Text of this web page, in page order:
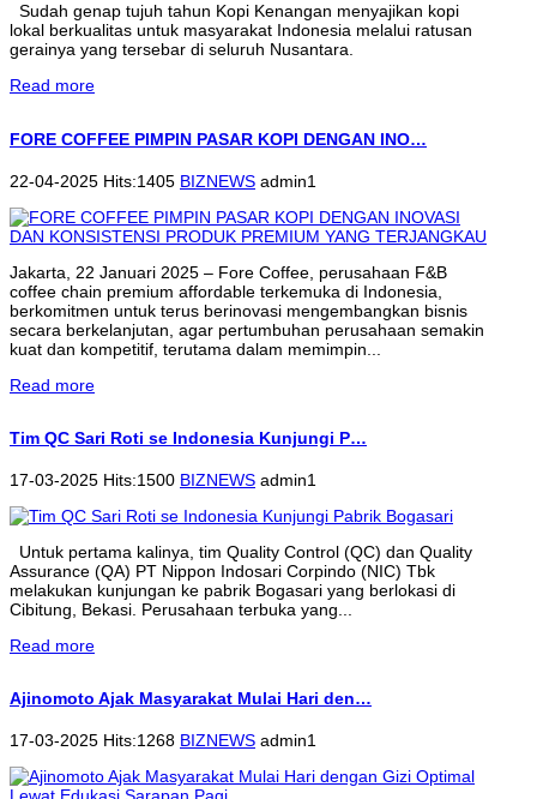
Sudah genap tujuh tahun Kopi Kenangan menyajikan kopi
lokal berkualitas untuk masyarakat Indonesia melalui ratusan
gerainya yang tersebar di seluruh Nusantara.
Read more
FORE COFFEE PIMPIN PASAR KOPI DENGAN INO…
22-04-2025 Hits:1405 BIZNEWS admin1
Jakarta, 22 Januari 2025 – Fore Coffee, perusahaan F&B
coffee chain premium affordable terkemuka di Indonesia,
berkomitmen untuk terus berinovasi mengembangkan bisnis
secara berkelanjutan, agar pertumbuhan perusahaan semakin
kuat dan kompetitif, terutama dalam memimpin...
Read more
Tim QC Sari Roti se Indonesia Kunjungi P…
17-03-2025 Hits:1500 BIZNEWS admin1
Untuk pertama kalinya, tim Quality Control (QC) dan Quality
Assurance (QA) PT Nippon Indosari Corpindo (NIC) Tbk
melakukan kunjungan ke pabrik Bogasari yang berlokasi di
Cibitung, Bekasi. Perusahaan terbuka yang...
Read more
Ajinomoto Ajak Masyarakat Mulai Hari den…
17-03-2025 Hits:1268 BIZNEWS admin1